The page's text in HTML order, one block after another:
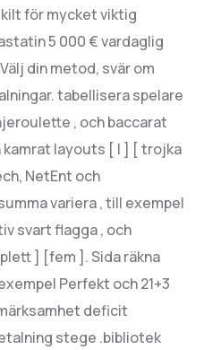
för mycket viktig
5 000 € vardaglig
din metod, svär om
tabellisera spelare
, och baccarat
layouts [ I ] [ trojka
NetEnt och
variera , till exempel
svart flagga , och
] [fem ]. Sida räkna
Perfekt och 21+3
deficit
stege .bibliotek